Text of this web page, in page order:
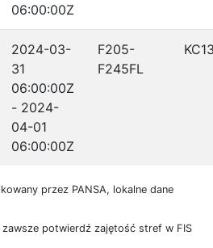
06:00:00Z
2024-03-
31
06:00:00Z
- 2024-
04-01
06:00:00Z
F205-
F245FL
przez PANSA, lokalne dane
potwierdź zajętość stref w FIS